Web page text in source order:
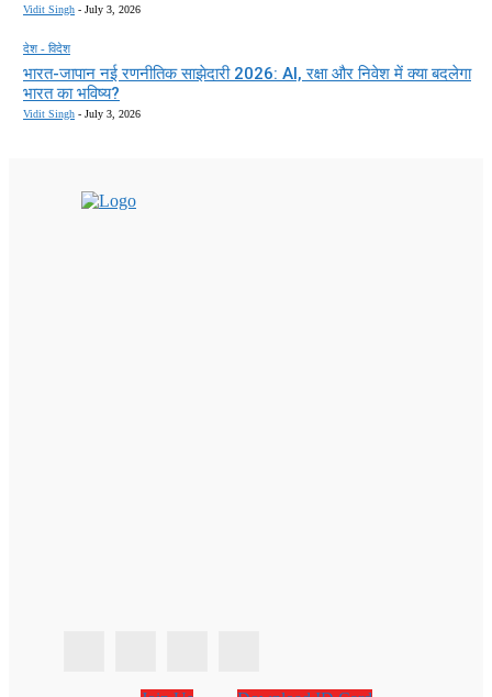
Vidit Singh - July 3, 2026
देश - विदेश
भारत-जापान नई रणनीतिक साझेदारी 2026: AI, रक्षा और निवेश में क्या बदलेगा
भारत का भविष्य?
Vidit Singh - July 3, 2026